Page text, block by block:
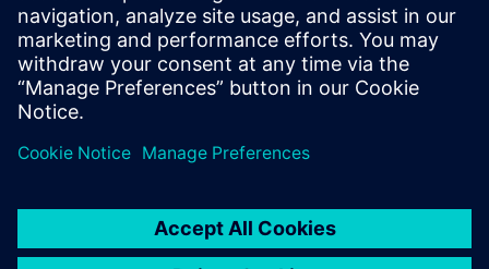
E-mail : press.software.sisw@siemens.com